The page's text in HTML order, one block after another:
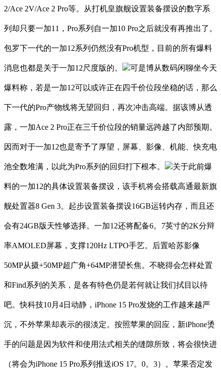
2/Ace 2V/Ace 2 Pro等。从打机皇旗舰设置装备摆设的数字系
列却只要一加11，Pro系列自一加10 Pro之后就没有再推出了。
包罗下一代的一加12系列仍然没有Pro机型，目前的所有爆料
消息也都是关于一加12尺度版的。 可是博从数码闲聊坐今天
爆料称，若是一加12可以或许正在四千价位段坐稳的话，那么
下一代的Pro产物线将无望回归，再次冲击高端。据该博从透
露，一加Ace 2 Pro正在三千价位段的销量远跨越了内部预期。
因而对于一加12也是寄予了厚望，屏幕、影像、机能、快充电
池全数堆满，以此为Pro系列的回归打下根本。 关于此前爆
料的一加12的具体设置装备摆设，该手机将会搭载高通最新旗
舰处置器8 Gen 3。起步设置装备摆设16GB运转内存，而且还
会有24GB版天性够选择。一加12还将配备6。7英寸的2K分辩
率AMOLED屏幕，支撑120Hz LTPO手艺。后置哈苏影像
50MP从摄+50MP超广角+64MP潜望长焦。不晓得会怎样处置
和Find系列的关系，是各有特色仍是若何就让我们拭目以待
吧。快科技10月4日动静，iPhone 15 Pro发烧的工作越来越严
沉，不外苹果却表示的很淡定。按照苹果的回应，新iPhone烫
手的问题是因为软件和使用法式相关的缝隙所致，将会很快进
（将会为iPhone 15 Pro系列推送iOS 17。0。3）。苹果否定发